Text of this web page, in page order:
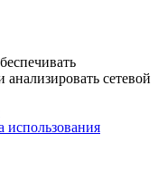
сетевой
использования